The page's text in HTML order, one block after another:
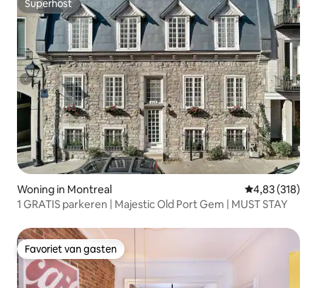
Superhost
Superhost
Woning in Montreal Gemiddelde
4,83 (318)
1 GRATIS parkeren | Majestic Old Port Gem | MUST STAY
Favoriet van gasten
Favoriet van gasten